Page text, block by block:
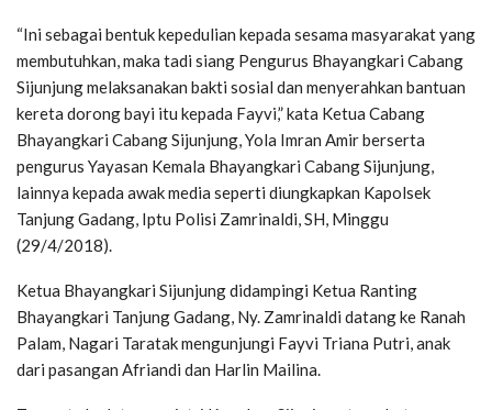
“Ini sebagai bentuk kepedulian kepada sesama masyarakat yang
membutuhkan, maka tadi siang Pengurus Bhayangkari Cabang
Sijunjung melaksanakan bakti sosial dan menyerahkan bantuan
kereta dorong bayi itu kepada Fayvi,” kata Ketua Cabang
Bhayangkari Cabang Sijunjung, Yola Imran Amir berserta
pengurus Yayasan Kemala Bhayangkari Cabang Sijunjung,
lainnya kepada awak media seperti diungkapkan Kapolsek
Tanjung Gadang, Iptu Polisi Zamrinaldi, SH, Minggu
(29/4/2018).
Ketua Bhayangkari Sijunjung didampingi Ketua Ranting
Bhayangkari Tanjung Gadang, Ny. Zamrinaldi datang ke Ranah
Palam, Nagari Taratak mengunjungi Fayvi Triana Putri, anak
dari pasangan Afriandi dan Harlin Mailina.